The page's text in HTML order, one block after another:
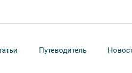
Путеводитель